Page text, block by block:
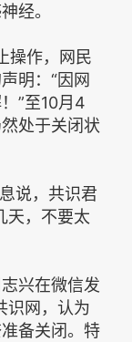
经。
操作，网民
明：“因网
”至10月4
处于关闭状
说，共识君
天，不要太
兴在微信发
识网，认为
备关闭。特